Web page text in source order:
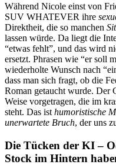
Während Nicole einst von
SUV WHATEVER ihre
Direktheit, die so manchen
lassen würde. Da liegt die
“etwas fehlt”, und das wird
ersetzt. Phrasen wie “er soll
wiederholte Wunsch nach
dass man sich fragt, ob die
Roman getaucht wurde. Der
Weise vorgetragen, die im
steht. Das ist humoristische
unerwartete Bruch, der uns
Die Tücken der KI –
Stock im Hintern